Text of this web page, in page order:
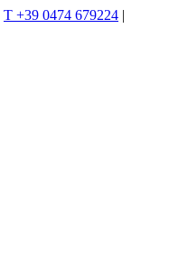
T +39 0474 679224 |